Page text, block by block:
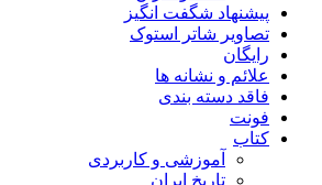
پیشنهاد شگفت انگیز
تصاویر شاتر استوک
رایگان
علائم و نشانه ها
فاقد دسته بندی
فونت
کتاب
آموزشی و کاربردی
تاریخ ایران